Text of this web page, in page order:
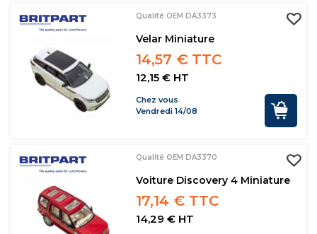
Qualité OEM DA3373
Velar Miniature
14,57 € TTC
12,15 € HT
Chez vous
Vendredi 14/08
Qualité OEM DA3370
Voiture Discovery 4 Miniature
17,14 € TTC
14,29 € HT